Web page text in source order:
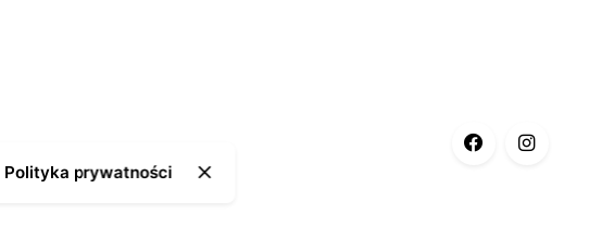
Polityka prywatności